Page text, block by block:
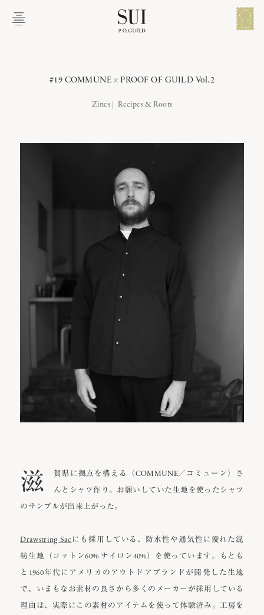
#19 COMMUNE × PROOF OF GUILD Vol.2
Zines Recipes & Roots
#19 COMMUNE × PROOF OF GUILD Vol.2
滋
賀県に拠点を構える〈COMMUNE／コミューン〉さ
んとシャツ作り。お願いしていた生地を使ったシャツ
のサンプルが出来上がった。
Drawstring Sac にも採用している、防水性や通気性に優れた混
紡生地（コットン60% ナイロン40%）を使っています。もとも
と1960年代にアメリカのアウトドアブランドが開発した生地
で、いまもなお素材の良さから多くのメーカーが採用している
理由は、実際にこの素材のアイテムを使って体験済み。工房を